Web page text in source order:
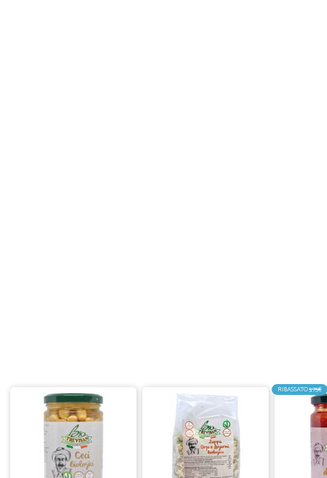
RIBASSATO3,75€